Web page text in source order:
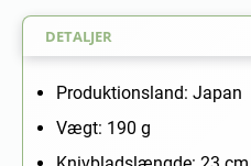
DETALJER
Produktionsland: Japan
Vægt: 190 g